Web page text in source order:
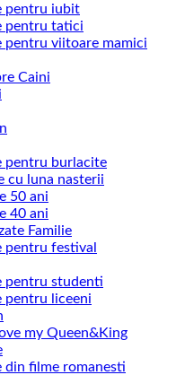
pentru iubit
pentru tatici
pentru viitoare mamici
Caini
pentru burlacite
cu luna nasterii
50 ani
40 ani
Familie
pentru festival
pentru studenti
pentru liceeni
my Queen&King
din filme romanesti